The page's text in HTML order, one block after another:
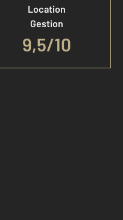
Location
Gestion
9,5/10